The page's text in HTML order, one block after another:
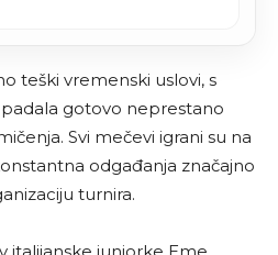
teški vremenski uslovi, s
gotovo neprestano
Svi mečevi igrani su na
odgađanja značajno
turnira.